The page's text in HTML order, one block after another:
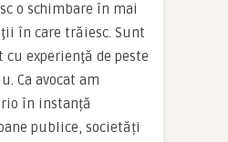
o schimbare în mai
în care trăiesc. Sunt
experienţă de peste
Ca avocat am
în instanță
publice, societăți